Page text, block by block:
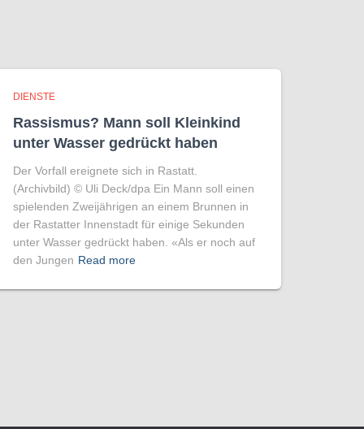
DIENSTE
Rassismus? Mann soll Kleinkind
unter Wasser gedrückt haben
Der Vorfall ereignete sich in Rastatt.
(Archivbild) © Uli Deck/​dpa Ein Mann soll einen
spielenden Zweijährigen an einem Brunnen in
der Rastatter Innenstadt für einige Sekunden
unter Wasser gedrückt haben. «Als er noch auf
den Jungen Read more